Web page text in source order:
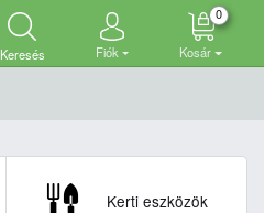
Keresés Fiók Kosár
0
Kerti eszközök